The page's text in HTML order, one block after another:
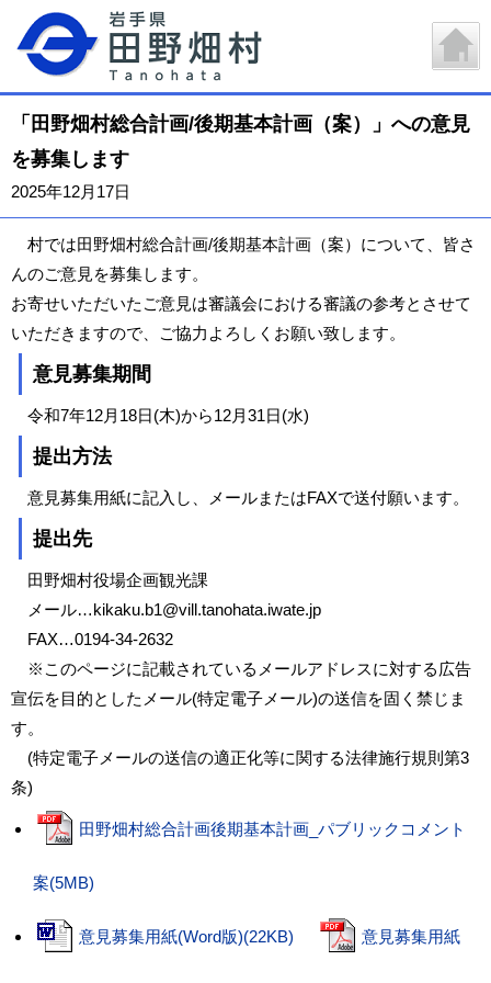
「田野畑村総合計画/後期基本計画（案）」への意見
を募集します
2025年12月17日
村では田野畑村総合計画/後期基本計画（案）について、皆さ
んのご意見を募集します。
お寄せいただいたご意見は審議会における審議の参考とさせて
いただきますので、ご協力よろしくお願い致します。
意見募集期間
令和7年12月18日(木)から12月31日(水)
提出方法
意見募集用紙に記入し、メールまたはFAXで送付願います。
提出先
田野畑村役場企画観光課
メール…kikaku.b1@vill.tanohata.iwate.jp
FAX…0194-34-2632
※このページに記載されているメールアドレスに対する広告
宣伝を目的としたメール(特定電子メール)の送信を固く禁じま
す。
(特定電子メールの送信の適正化等に関する法律施行規則第3
条)
田野畑村総合計画後期基本計画_パブリックコメント
案(5MB)
意見募集用紙(Word版)(22KB) 意見募集用紙